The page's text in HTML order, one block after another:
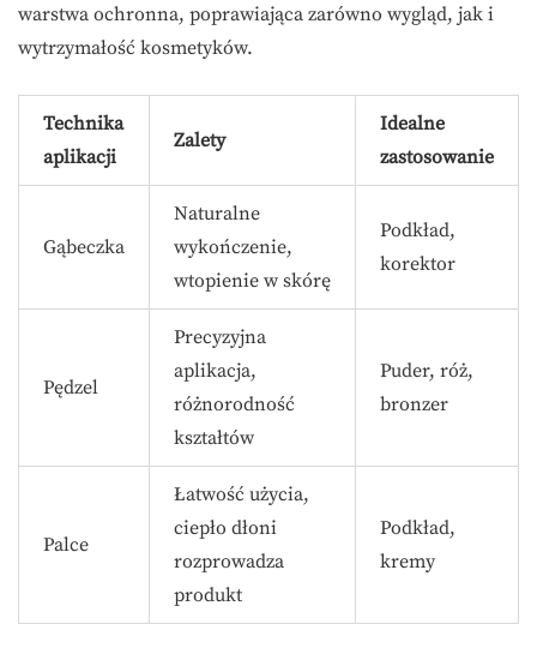
warstwa ochronna, poprawiająca zarówno wygląd, jak i
wytrzymałość kosmetyków.
Technika
aplikacji
Zalety
Idealne
zastosowanie
Gąbeczka
Naturalne
wykończenie,
wtopienie w skórę
Podkład,
korektor
Pędzel
Precyzyjna
aplikacja,
różnorodność
kształtów
Puder, róż,
bronzer
Palce
Łatwość użycia,
ciepło dłoni
rozprowadza
produkt
Podkład,
kremy